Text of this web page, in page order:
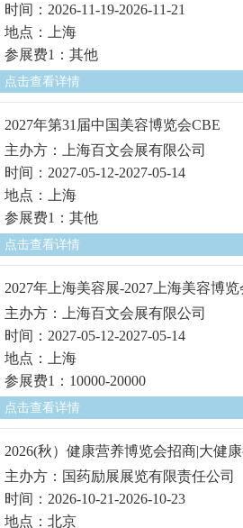
时间：2026-11-19-2026-11-21
地点：上海
参展费1：其他
点击查看详情
2027年第31届中国美容博览会CBE
主办方：上海百文会展有限公司
时间：2027-05-12-2027-05-14
地点：上海
参展费1：其他
点击查看详情
2027年上海美容展-2027上海美容博览
主办方：上海百文会展有限公司
时间：2027-05-12-2027-05-14
地点：上海
参展费1：10000-20000
点击查看详情
2026(秋）健康营养博览会招商|大健
主办方：国药励展展览有限责任公司
时间：2026-10-21-2026-10-23
地点：北京